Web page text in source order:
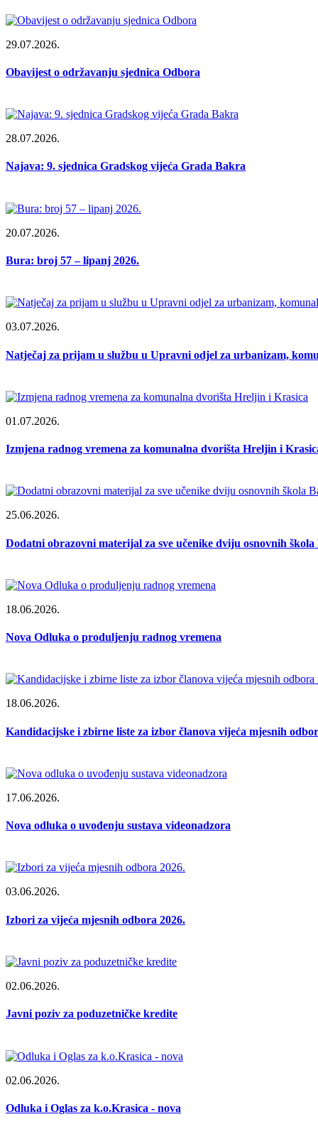
29.07.2026.
Obavijest o održavanju sjednica Odbora
28.07.2026.
Najava: 9. sjednica Gradskog vijeća Grada Bakra
20.07.2026.
Bura: broj 57 – lipanj 2026.
03.07.2026.
Natječaj za prijam u službu u Upravni odjel za urbanizam,
01.07.2026.
Izmjena radnog vremena za komunalna dvorišta Hreljin i
25.06.2026.
Dodatni obrazovni materijal za sve učenike dviju osnovnih
18.06.2026.
Nova Odluka o produljenju radnog vremena
18.06.2026.
Kandidacijske i zbirne liste za izbor članova vijeća mjesnih
17.06.2026.
Nova odluka o uvođenju sustava videonadzora
03.06.2026.
Izbori za vijeća mjesnih odbora 2026.
02.06.2026.
Javni poziv za poduzetničke kredite
02.06.2026.
Odluka i Oglas za k.o.Krasica - nova